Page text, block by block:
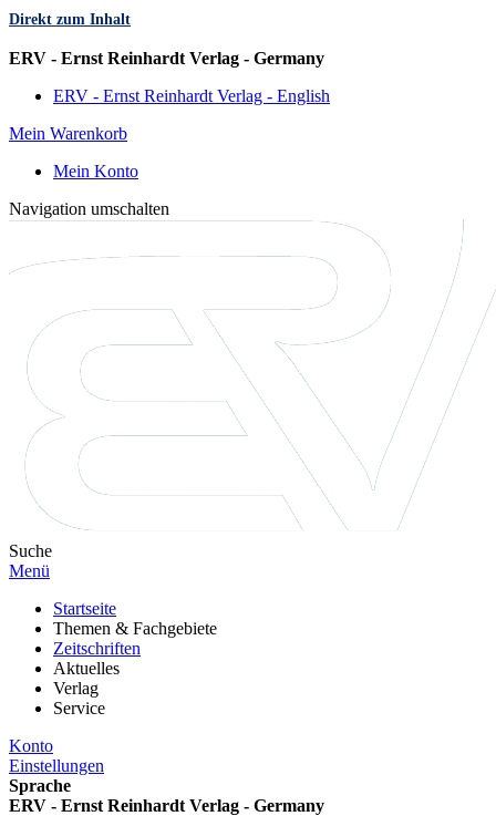
Direkt zum Inhalt
ERV - Ernst Reinhardt Verlag - Germany
ERV - Ernst Reinhardt Verlag - English
Mein Warenkorb
Mein Konto
Navigation umschalten
Suche
Menü
Startseite
Themen & Fachgebiete
Zeitschriften
Aktuelles
Verlag
Service
Konto
Einstellungen
Sprache
ERV - Ernst Reinhardt Verlag - Germany